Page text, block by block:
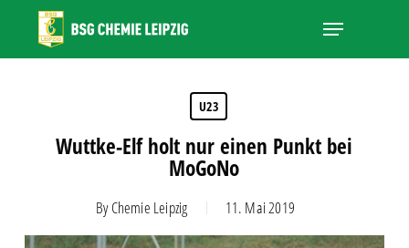
main
Menu
U23
Wuttke-Elf holt nur einen Punkt bei
MoGoNo
ByChemie Leipzig 11. Mai 2019
Close